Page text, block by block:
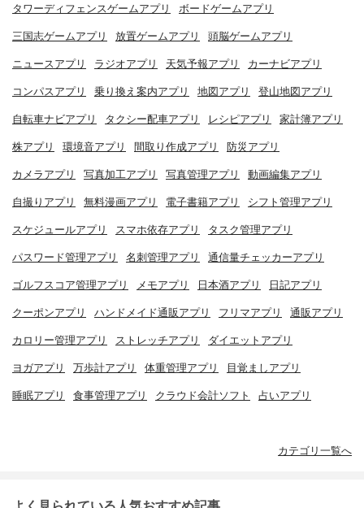
タワーディフェンスゲームアプリ ボードゲームアプリ
三国志ゲームアプリ 放置ゲームアプリ 頭脳ゲームアプリ
ニュースアプリ ラジオアプリ 天気予報アプリ カーナビアプリ
コンパスアプリ 乗り換え案内アプリ 地図アプリ 登山地図アプリ
自転車ナビアプリ タクシー配車アプリ レシピアプリ 家計簿アプリ
株アプリ 環境音アプリ 間取り作成アプリ 防災アプリ
カメラアプリ 写真加工アプリ 写真管理アプリ 動画編集アプリ
自撮りアプリ 無料漫画アプリ 電子書籍アプリ シフト管理アプリ
スケジュールアプリ スマホ依存アプリ タスク管理アプリ
パスワード管理アプリ 名刺管理アプリ 通信量チェッカーアプリ
ゴルフスコア管理アプリ メモアプリ 日本酒アプリ 日記アプリ
クーポンアプリ ハンドメイド通販アプリ フリマアプリ 通販アプリ
カロリー管理アプリ ストレッチアプリ ダイエットアプリ
ヨガアプリ 万歩計アプリ 体重管理アプリ 目覚ましアプリ
睡眠アプリ 食事管理アプリ クラウド会計ソフト 占いアプリ
カテゴリ一覧へ